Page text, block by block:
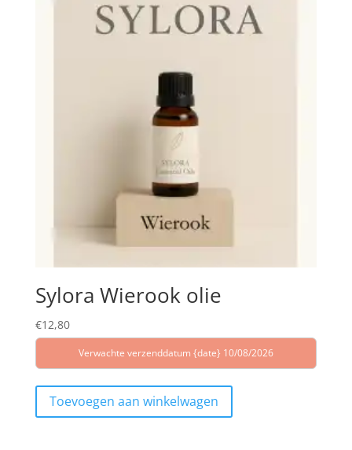
Sylora Wierook olie
€12,80
Verwachte verzenddatum {date} 10/08/2026
Toevoegen aan winkelwagen